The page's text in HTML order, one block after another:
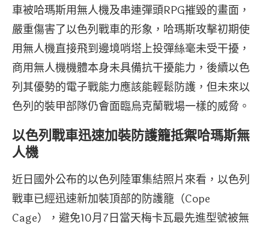
車被哈瑪斯用無人機及串連彈頭RPG摧毀的畫面，
嚴重傷害了以色列戰車的形象，哈瑪斯攻擊初期使
用無人機直接飛到邊境哨塔上投彈絲毫未受干擾，
商用無人機機體本身未具備抗干擾能力，後續以色
列其優勢的電子戰能力應該能輕鬆防護，但未來以
色列的裝甲部隊仍會面臨烏克蘭戰場一樣的威脅。
以色列戰車迅速加裝防護籠抵禦哈瑪斯無
人機
近日國外公布的以色列陸軍集結照片來看，以色列
戰車已經迅速新加裝頂部的防護籠（Cope
Cage），避免10月7日當天梅卡瓦最先進型號被無